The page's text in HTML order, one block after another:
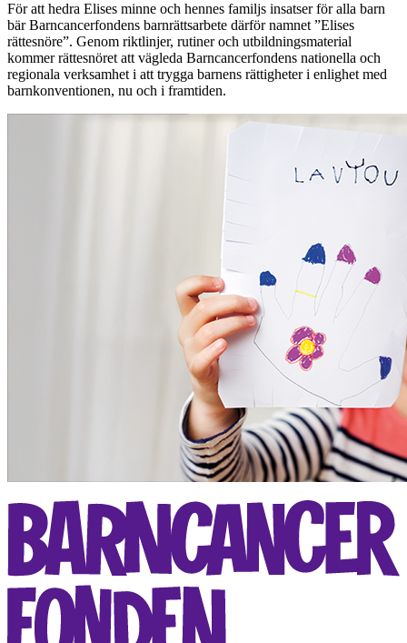
För att hedra Elises minne och hennes familjs insatser för alla barn
bär Barncancerfondens barnrättsarbete därför namnet ”Elises
rättesnöre”. Genom riktlinjer, rutiner och utbildningsmaterial
kommerrättesnöret att vägleda Barncancerfondens nationella och
regionala verksamhet i att trygga barnens rättigheter i enlighet med
barnkonventionen, nu och i framtiden.